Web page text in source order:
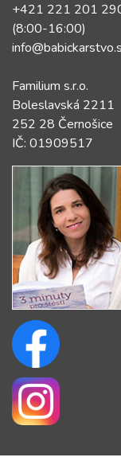
+421 221 201
(8:00-16:00)
Familium s.r.o.
Boleslavská 2211
252 28 Černošice
IČ: 01909517